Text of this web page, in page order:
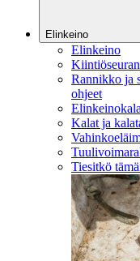
Elinkeino
Elinkeino
Rannikko ja
ohjeet
Kalat ja
Tiesitkö